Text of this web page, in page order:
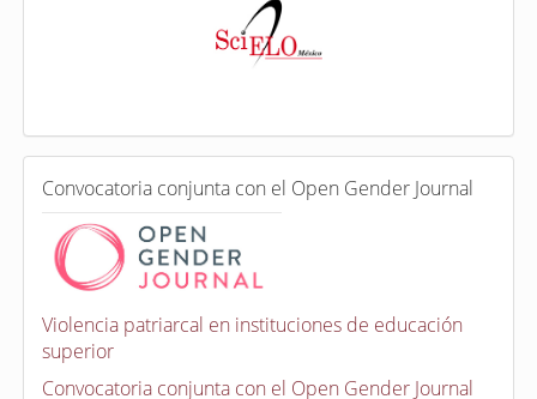
a
e
n
C
o
o
a
t
o
r
Convocatoria conjunta con el Open Gender Journal
Violencia patriarcal en instituciones de educación
superior
Convocatoria conjunta con el Open Gender Journal